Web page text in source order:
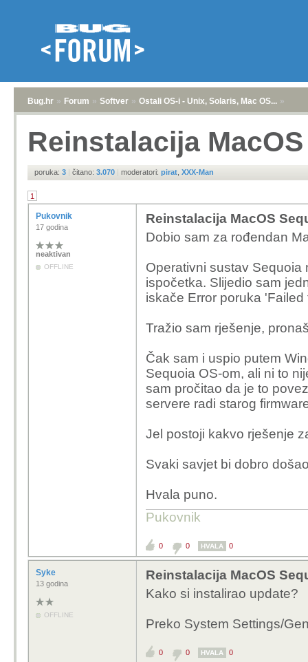
Bug.hr » Forum » Softver » Ostali OS-i - Unix, Solaris, Mac OS... »
Reinstalacija
poruka: 3 | čitano: 3.070 | moderatori: pirat XXX-Man
1
Pukovnik
17 godina
neaktivan
OFFLINE
Reinstalacija MacOS
Dobio sam za rođendan
Operativni sustav Sequoia
ispočetka. Slijedio sam
iskače Error poruka
Tražio sam rješenje,
Čak sam i uspio putem
Sequoia OS-om, ali ni to
sam pročitao da je to
servere radi starog
Jel postoji kakvo rješenje
Svaki savjet bi dobro
Hvala puno.
Pukovnik
0 0 HVALA 0
Syke
13 godina
OFFLINE
Reinstalacija MacOS
Kako si instalirao update?
Preko System Settings/
0 0 HVALA 0